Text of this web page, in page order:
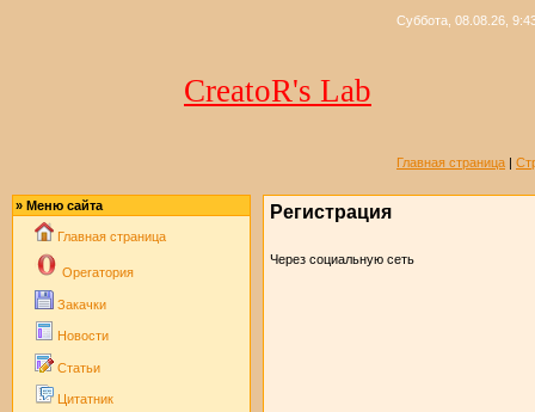
CreatoR's Lab
Суббота, 08.08.26,
Главная страница |
» Меню сайта
Главная страница
Operaтория
Закачки
Новости
Статьи
Цитатник
Регистрация
Через социальную сеть